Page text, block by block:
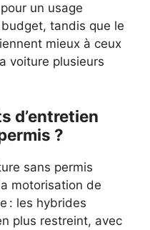
un usage
tandis que le
mieux à ceux
voiture plusieurs
d’entretien
?
sans permis
motorisation de
: les hybrides
plus restreint, avec